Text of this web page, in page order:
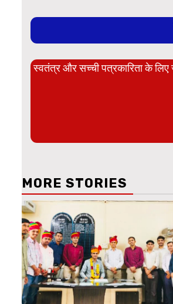
स्वतंत्र और सच्ची पत्रकारिता के
MORE STORIES